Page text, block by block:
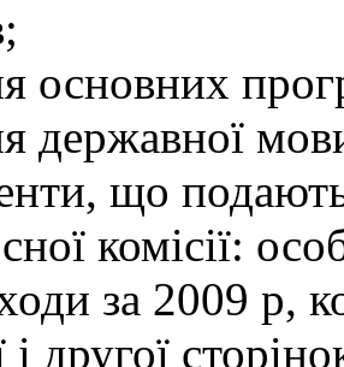
основних
державної
що
комісії:
за 2009 р,
другої